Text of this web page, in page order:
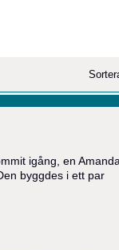
igång, en
byggdes i ett par